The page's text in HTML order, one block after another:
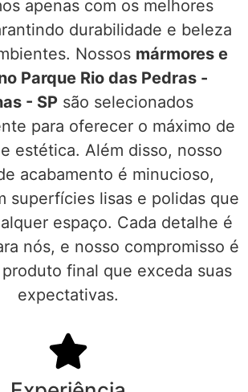
apenas com os melhores
durabilidade e beleza
Nossos mármores e
Parque Rio das Pedras -
- SP são selecionados
para oferecer o máximo de
estética. Além disso, nosso
acabamento é minucioso,
superfícies lisas e polidas que
espaço. Cada detalhe é
nós, e nosso compromisso é
final que exceda suas
expectativas.